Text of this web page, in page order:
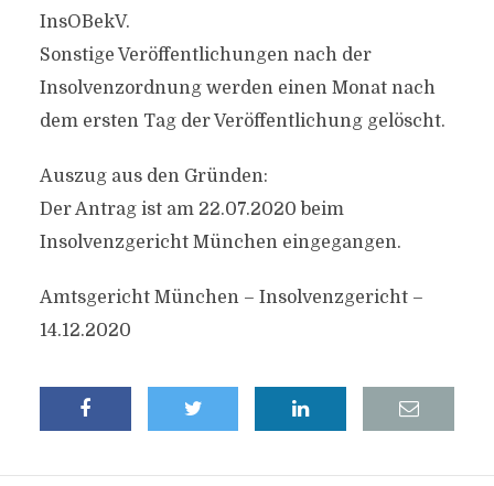
InsOBekV.
Sonstige Veröffentlichungen nach der
Insolvenzordnung werden einen Monat nach
dem ersten Tag der Veröffentlichung gelöscht.
Auszug aus den Gründen:
Der Antrag ist am 22.07.2020 beim
Insolvenzgericht München eingegangen.
Amtsgericht München – Insolvenzgericht –
14.12.2020